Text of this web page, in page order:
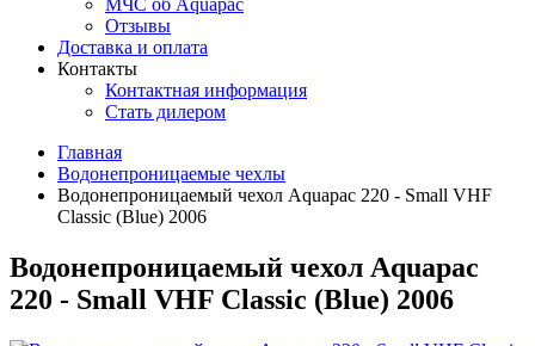
МЧС об Aquapac
Отзывы
Доставка и оплата
Контакты
Контактная информация
Стать дилером
Главная
Водонепроницаемые чехлы
Водонепроницаемый чехол Aquapac 220 - Small VHF
Classic (Blue) 2006
Водонепроницаемый чехол Aquapac
220 - Small VHF Classic (Blue) 2006